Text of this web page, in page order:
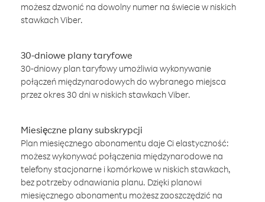
możesz dzwonić na dowolny numer na świecie w niskich
stawkach Viber.
30-dniowe plany taryfowe
30-dniowy plan taryfowy umożliwia wykonywanie
połączeń międzynarodowych do wybranego miejsca
przez okres 30 dni w niskich stawkach Viber.
Miesięczne plany subskrypcji
Plan miesięcznego abonamentu daje Ci elastyczność:
możesz wykonywać połączenia międzynarodowe na
telefony stacjonarne i komórkowe w niskich stawkach,
bez potrzeby odnawiania planu. Dzięki planowi
miesięcznego abonamentu możesz zaoszczędzić na